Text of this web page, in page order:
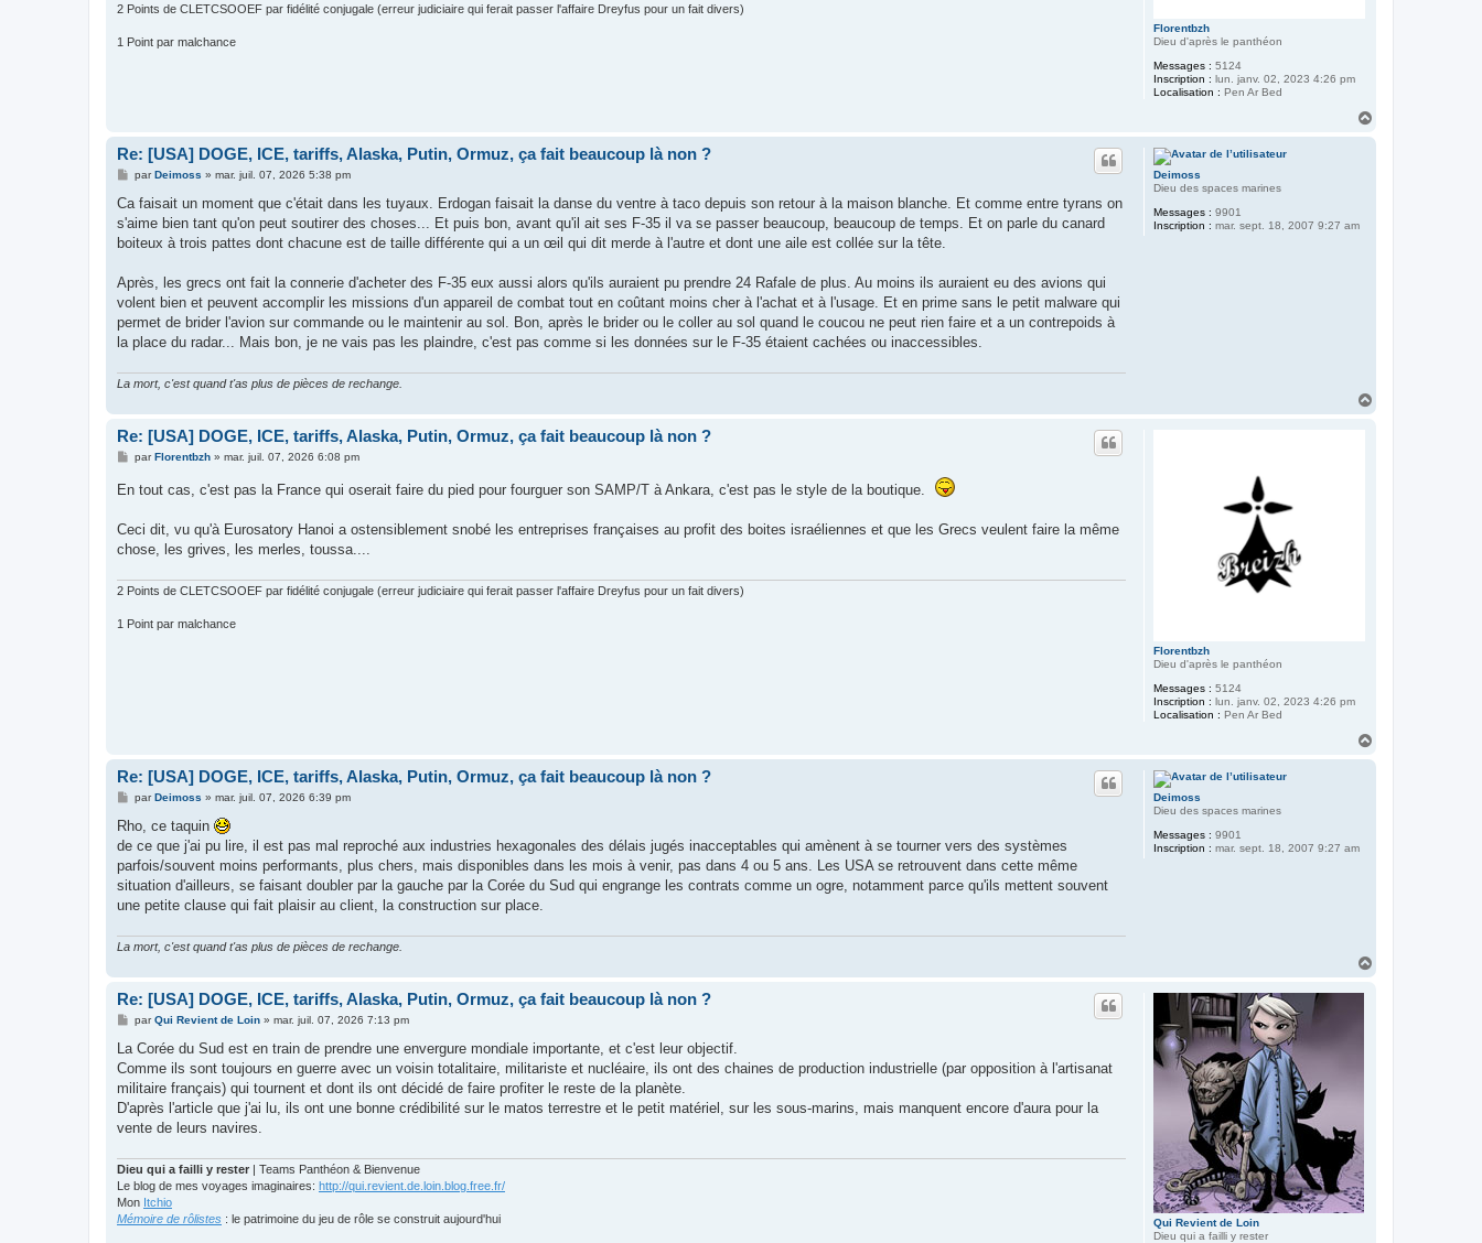
Florentbzh
Dieu d'après le panthéon
Messages : 5124
Inscription : lun. janv. 02, 2023 4:26 pm
Localisation : Pen Ar Bed
2 Points de CLETCSOOEF par fidélité conjugale (erreur judiciaire qui ferait passer l'affaire Dreyfus pour un fait divers)
1 Point par malchance
Deimoss
Dieu des spaces marines
Messages : 9901
Inscription : mar. sept. 18, 2007 9:27 am
Re: [USA] DOGE, ICE, tariffs, Alaska, Putin, Ormuz, ça fait beaucoup là non ?
M
s
a
g
parDeimoss » mar. juil. 07, 2026 5:38 pm
Ca faisait un moment que c'était dans les tuyaux. Erdogan faisait la danse du ventre à taco depuis son retour à la maison blanche. Et comme entre tyrans on
s'aime bien tant qu'on peut soutirer des choses... Et puis bon, avant qu'il ait ses F-35 il va se passer beaucoup, beaucoup de temps. Et on parle du canard
boiteux à trois pattes dont chacune est de taille différente qui a un œil qui dit merde à l'autre et dont une aile est collée sur la tête.
Après, les grecs ont fait la connerie d'acheter des F-35 eux aussi alors qu'ils auraient pu prendre 24 Rafale de plus. Au moins ils auraient eu des avions qui
volent bien et peuvent accomplir les missions d'un appareil de combat tout en coûtant moins cher à l'achat et à l'usage. Et en prime sans le petit malware qui
permet de brider l'avion sur commande ou le maintenir au sol. Bon, après le brider ou le coller au sol quand le coucou ne peut rien faire et a un contrepoids à
la place du radar... Mais bon, je ne vais pas les plaindre, c'est pas comme si les données sur le F-35 étaient cachées ou inaccessibles.
La mort, c'est quand t'as plus de pièces de rechange.
Florentbzh
Dieu d'après le panthéon
Messages : 5124
Inscription : lun. janv. 02, 2023 4:26 pm
Localisation : Pen Ar Bed
Re: [USA] DOGE, ICE, tariffs, Alaska, Putin, Ormuz, ça fait beaucoup là non ?
M
s
e
parFlorentbzh» mar. juil. 07, 2026 6:08 pm
En tout cas, c'est pas la France qui oserait faire du pied pour fourguer son SAMP/T à Ankara, c'est pas le style de la boutique.
Ceci dit, vu qu'à Eurosatory Hanoi a ostensiblement snobé les entreprises françaises au profit des boites israéliennes et que les Grecs veulent faire la même
chose, les grives, les merles, toussa....
2 Points de CLETCSOOEF par fidélité conjugale (erreur judiciaire qui ferait passer l'affaire Dreyfus pour un fait divers)
1 Point par malchance
Deimoss
Dieu des spaces marines
Messages : 9901
Inscription : mar. sept. 18, 2007 9:27 am
Re: [USA] DOGE, ICE, tariffs, Alaska, Putin, Ormuz, ça fait beaucoup là non ?
M
s
a
g
parDeimoss » mar. juil. 07, 2026 6:39 pm
Rho, ce taquin
de ce que j'ai pu lire, il est pas mal reproché aux industries hexagonales des délais jugés inacceptables qui amènent à se tourner vers des systèmes
parfois/souvent moins performants, plus chers, mais disponibles dans les mois à venir, pas dans 4 ou 5 ans. Les USA se retrouvent dans cette même
situation d'ailleurs, se faisant doubler par la gauche par la Corée du Sud qui engrange les contrats comme un ogre, notamment parce qu'ils mettent souvent
une petite clause qui fait plaisir au client, la construction sur place.
La mort, c'est quand t'as plus de pièces de rechange.
Qui Revient de Loin
Dieu qui a failli y rester
Re: [USA] DOGE, ICE, tariffs, Alaska, Putin, Ormuz, ça fait beaucoup là non ?
M
s
a
g
parQui Revient de Loin» mar. juil. 07, 2026 7:13 pm
La Corée du Sud est en train de prendre une envergure mondiale importante, et c'est leur objectif.
Comme ils sont toujours en guerre avec un voisin totalitaire, militariste et nucléaire, ils ont des chaines de production industrielle (par opposition à l'artisanat
militaire français) qui tournent et dont ils ont décidé de faire profiter le reste de la planète.
D'après l'article que j'ai lu, ils ont une bonne crédibilité sur le matos terrestre et le petit matériel, sur les sous-marins, mais manquent encore d'aura pour la
vente de leurs navires.
Dieu qui a failli y rester | Teams Panthéon & Bienvenue
Le blog de mes voyages imaginaires: http://qui.revient.de.loin.blog.free.fr/
Mon Itchio
Mémoire de rôlistes : le patrimoine du jeu de rôle se construit aujourd'hui